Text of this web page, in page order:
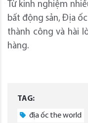
Từ kinh nghiệm
bất động sản, Địa
thành công và hài
hàng.
TAG:
địa ốc the world